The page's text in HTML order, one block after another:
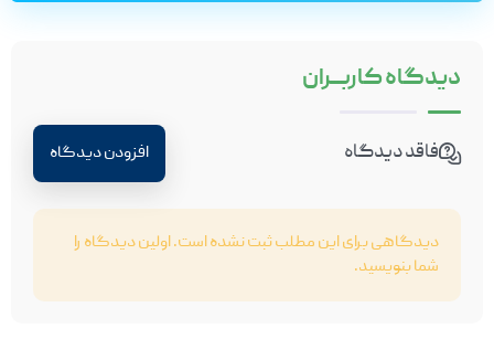
دیدگاهکاربـــران
فاقد دیدگاه افزودن دیدگاه
دیدگاهی برای این مطلب ثبت نشده است. اولین دیدگاه را
شما بنویسید.